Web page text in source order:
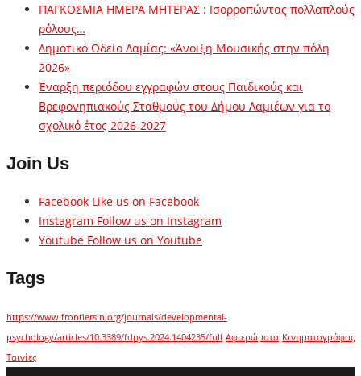
ΠΑΓΚΟΣΜΙΑ ΗΜΕΡΑ ΜΗΤΕΡΑΣ : Ισορροπώντας πολλαπλούς
ρόλους…
Δημοτικό Ωδείο Λαμίας: «Άνοιξη Μουσικής στην πόλη
2026»
Έναρξη περιόδου εγγραφών στους Παιδικούς και
Βρεφονηπιακούς Σταθμούς του Δήμου Λαμιέων για το
σχολικό έτος 2026-2027
Join Us
Facebook Like us on Facebook
Instagram Follow us on Instagram
Youtube Follow us on Youtube
Tags
https://www.frontiersin.org/journals/developmental-
psychology/articles/10.3389/fdpys.2024.1404235/full Αφιερώματα Κινηματογράφος
Ταινίες